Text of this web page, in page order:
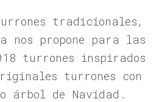
tradicionales,
nos propone para las
turrones inspirados
turrones con
árbol de Navidad.